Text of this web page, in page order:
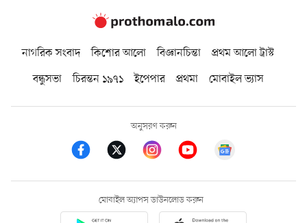
নাগরিক সংবাদ কিশোর আলো বিজ্ঞানচিন্তা
প্রথম আলো ট্রাস্ট
বন্ধুসভা
চিরন্তন ১৯৭১ ইপেপার প্রথমা মোবাইল ভ্যাস
অনুসরণ করুন
মোবাইল অ্যাপস ডাউনলোড করুন